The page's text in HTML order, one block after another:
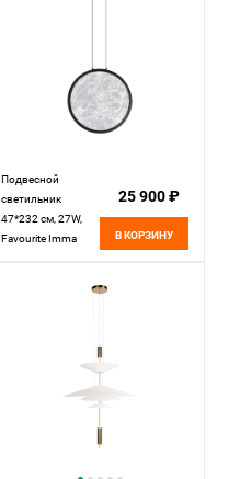
Подвесной
светильник
47*232 см, 27W,
Favourite Imma
прозрачный акрил
25 900 ₽
В КОРЗИНУ